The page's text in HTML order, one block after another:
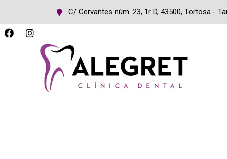
C/ Cervantes núm. 23, 1r D, 43500, Tortosa -